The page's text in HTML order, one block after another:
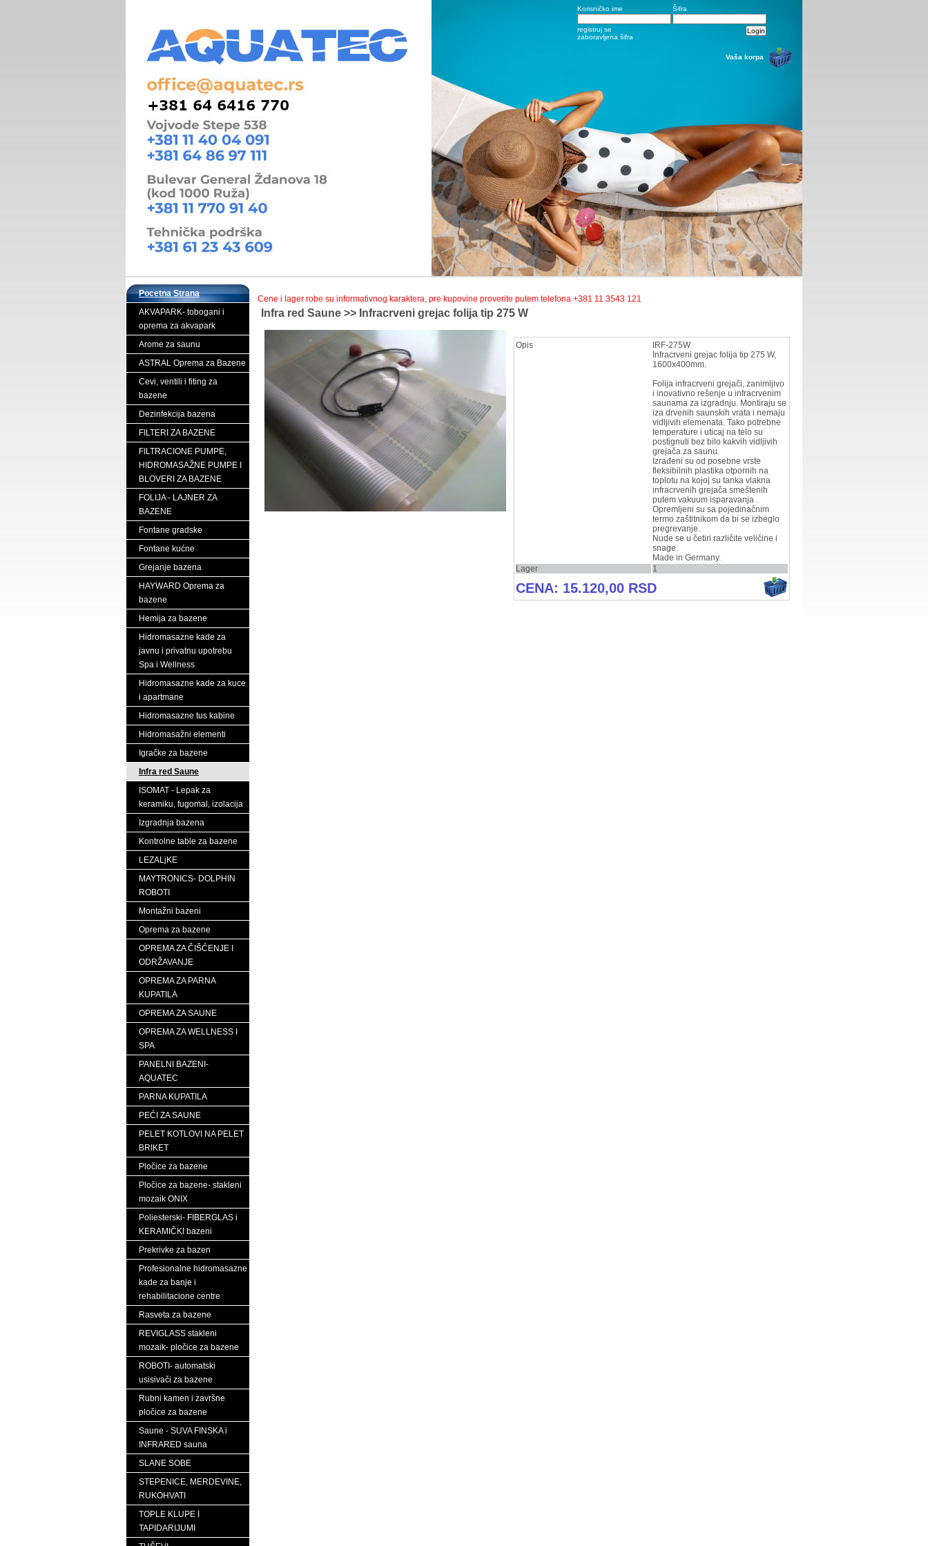
Korisničko ime Šifra
registruj se
zaboravljena šifra
Vaša korpa
Pocetna Strana
AKVAPARK- tobogani i
oprema za akvapark
Arome za saunu
ASTRAL Oprema za Bazene
Cevi, ventili i fiting za
bazene
Dezinfekcija bazena
FILTERI ZA BAZENE
FILTRACIONE PUMPE,
HIDROMASAŽNE PUMPE I
BLOVERI ZA BAZENE
FOLIJA - LAJNER ZA
BAZENE
Fontane gradske
Fontane kućne
Grejanje bazena
HAYWARD Oprema za
bazene
Hemija za bazene
Hidromasazne kade za
javnu i privatnu upotrebu
Spa i Wellness
Hidromasazne kade za kuce
i apartmane
Hidromasazne tus kabine
Hidromasažni elementi
Igračke za bazene
Infra red Saune
ISOMAT - Lepak za
keramiku, fugomal, izolacija
Izgradnja bazena
Kontrolne table za bazene
LEZALjKE
MAYTRONICS- DOLPHIN
ROBOTI
Montažni bazeni
Oprema za bazene
OPREMA ZA ČIŠĆENJE I
ODRŽAVANJE
OPREMA ZA PARNA
KUPATILA
OPREMA ZA SAUNE
OPREMA ZA WELLNESS I
SPA
PANELNI BAZENI-
AQUATEC
PARNA KUPATILA
PEĆI ZA SAUNE
PELET KOTLOVI NA PELET
BRIKET
Pločice za bazene
Pločice za bazene- stakleni
mozaik ONIX
Poliesterski- FIBERGLAS i
KERAMIČKI bazeni
Prekrivke za bazen
Profesionalne hidromasazne
kade za banje i
rehabilitacione centre
Rasveta za bazene
REVIGLASS stakleni
mozaik- pločice za bazene
ROBOTI- automatski
usisivači za bazene
Rubni kamen i završne
pločice za bazene
Saune - SUVA FINSKA i
INFRARED sauna
SLANE SOBE
STEPENICE, MERDEVINE,
RUKOHVATI
TOPLE KLUPE I
TAPIDARIJUMI
Cene i lager robe su informativnog karaktera, pre kupovine proverite putem telefona +381 11 3543 121
Infra red Saune >> Infracrveni grejac folija tip 275 W
Opis
IRF-275W
Infracrveni grejac folija tip 275 W,
1600x400mm.
Folija infracrveni grejači, zanimljivo
i inovativno rešenje u infracrvenim
saunama za izgradnju. Montiraju se
iza drvenih saunskih vrata i nemaju
vidljivih elemenata. Tako potrebne
temperature i uticaj na telo su
postignuti bez bilo kakvih vidljivih
grejača za saunu.
Izrađeni su od posebne vrste
fleksibilnih plastika otpornih na
toplotu na kojoj su tanka vlakna
infracrvenih grejača smeštenih
putem vakuum isparavanja .
Opremljeni su sa pojedinačnim
termo zaštitnikom da bi se izbeglo
pregrevanje.
Nude se u četiri različite veličine i
snage.
Made in Germany.
Lager
1
CENA: 15.120,00 RSD